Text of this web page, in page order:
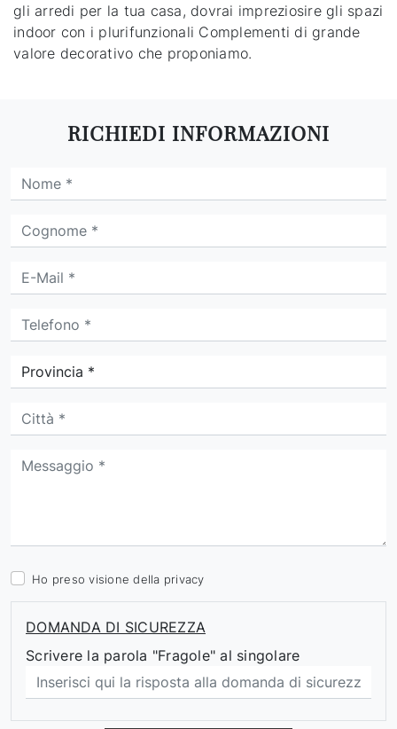
gli arredi per la tua casa, dovrai impreziosire gli spazi
indoor con i plurifunzionali Complementi di grande
valore decorativo che proponiamo.
RICHIEDI INFORMAZIONI
Ho preso visione della privacy
DOMANDA DI SICUREZZA
Scrivere la parola "Fragole" al singolare